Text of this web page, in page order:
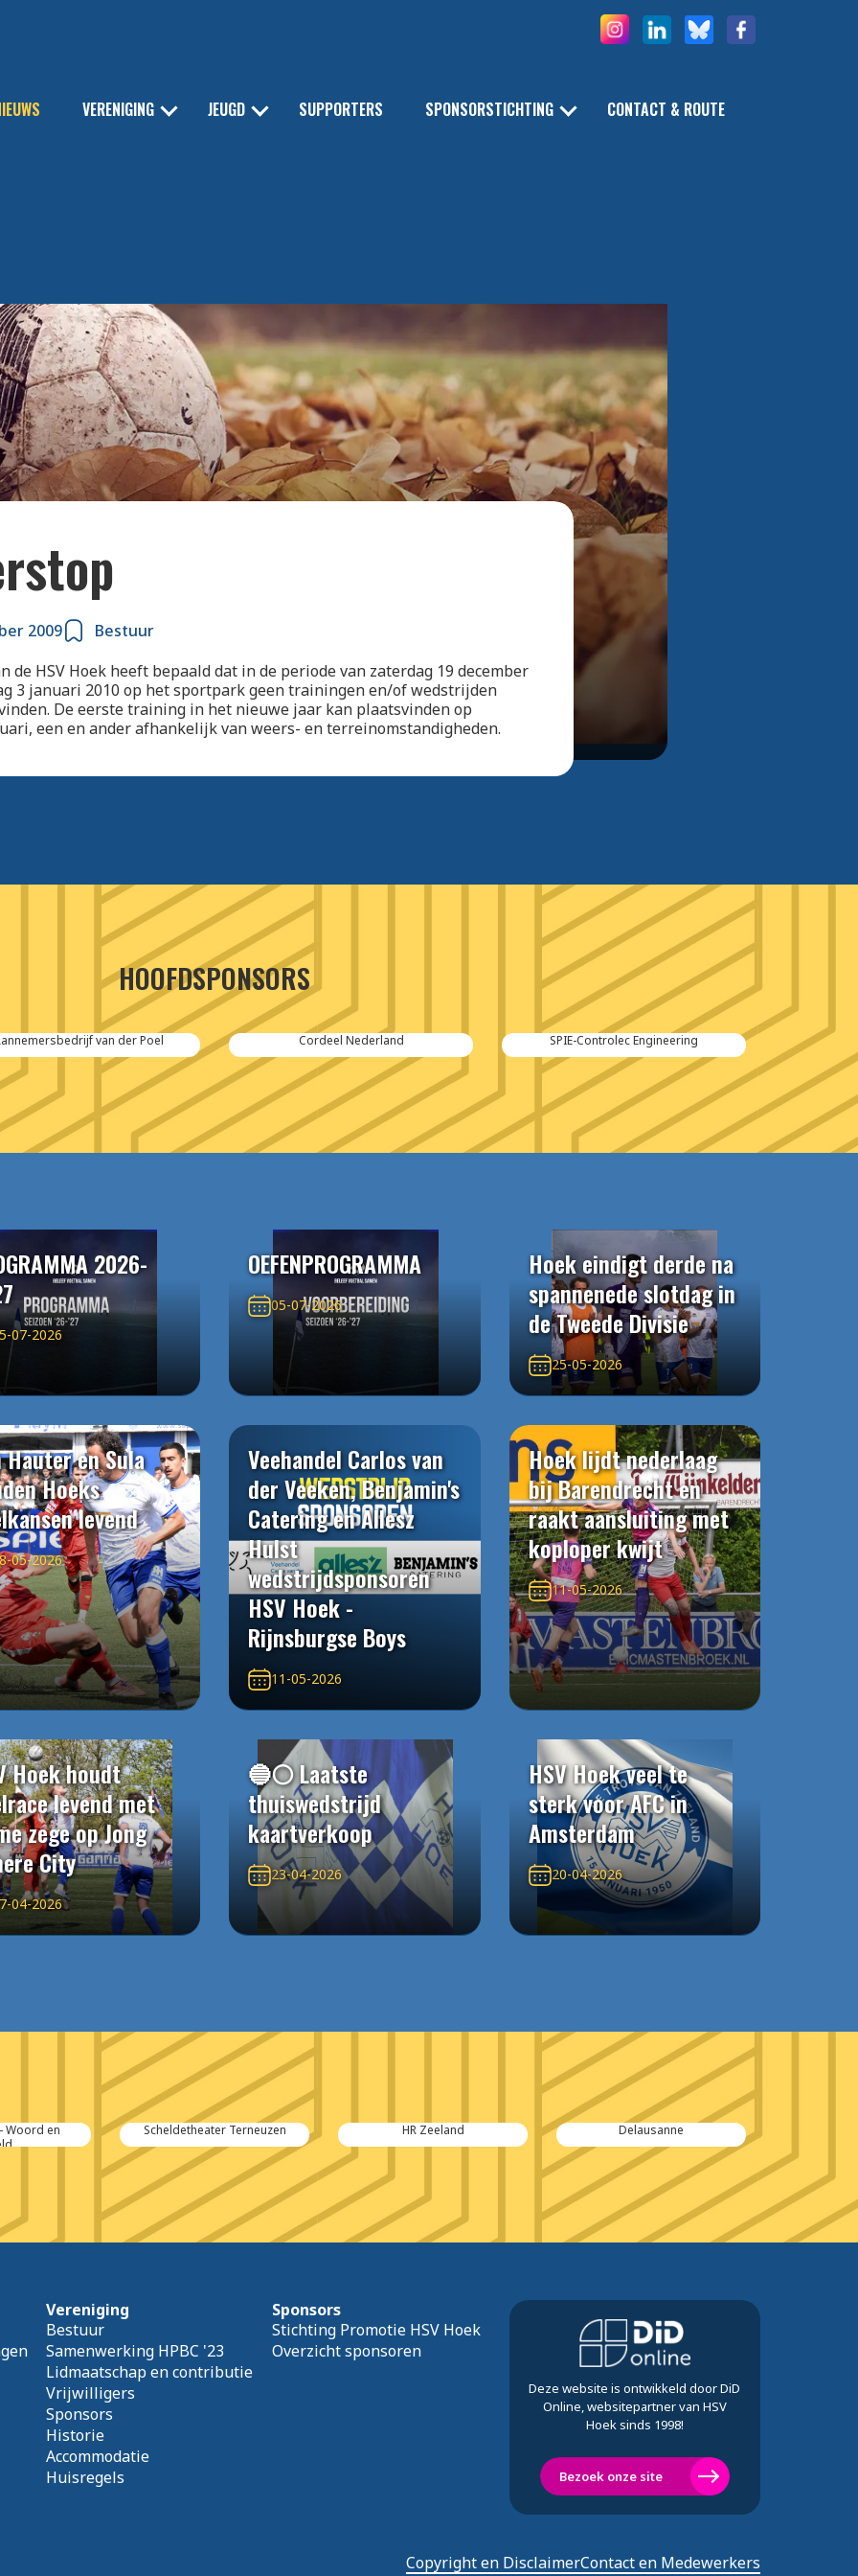
VERENIGING JEUGD SUPPORTERS SPONSORSTICHTING CONTACT & ROUTE
Bekijk alle foto's
2009
Bestuur
de HSV Hoek heeft bepaald dat in de periode van zaterdag 19 december
3 januari 2010 op het sportpark geen trainingen en/of wedstrijden
De eerste training in het nieuwe jaar kan plaatsvinden op
een en ander afhankelijk van weers- en terreinomstandigheden.
HOOFDSPONSORS
Cordeel Nederland SPIE-Controlec Engineering Kraker Trailers
2026-
07-2026
OEFENPROGRAMMA
05-07-2026
Hoek eindigt derde na
spannenede slotdag in
de Tweede Divisie
25-05-2026
Hauter en Sula
Hoeks
levend
05-2026
Veehandel Carlos van
der Veeken, Benjamin's
Catering en Allesz
Hulst
wedstrijdsponsoren
HSV Hoek -
Rijnsburgse Boys
11-05-2026
Hoek lijdt nederlaag
bij Barendrecht en
raakt aansluiting met
koploper kwijt
11-05-2026
Hoek houdt
levend met
zege op Jong
City
04-2026
🔵⚪️ Laatste
thuiswedstrijd
kaartverkoop
23-04-2026
HSV Hoek veel te
sterk voor AFC in
Amsterdam
20-04-2026
Terneuzen HR Zeeland Delausanne Van Mossel Autolease
Vereniging
Bestuur
Samenwerking HPBC '23
Lidmaatschap en contributie
Vrijwilligers
Sponsors
Historie
Accommodatie
Huisregels
Sponsors
Stichting Promotie HSV Hoek
Overzicht sponsoren
Deze website is ontwikkeld door DiD
Online, websitepartner van HSV
Hoek sinds 1998!
Bezoek onze site
Copyright en DisclaimerContact en Medewerkers